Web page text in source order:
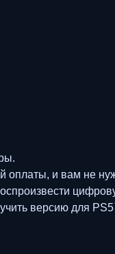
оплаты, и вам не
версию для